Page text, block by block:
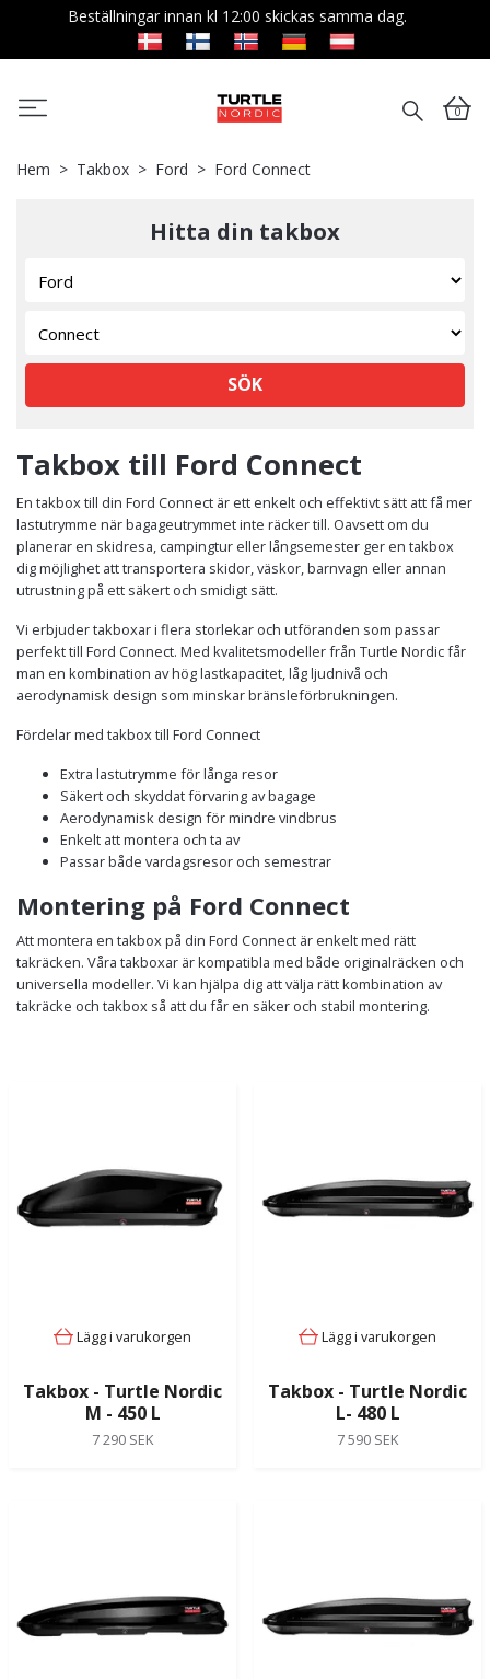
Beställningar innan kl 12:00 skickas samma dag.
0
Hem Takbox Ford Ford Connect
Hitta din takbox
SÖK
Takbox till Ford Connect
En takbox till din Ford Connect är ett enkelt och effektivt sätt att få mer
lastutrymme när bagageutrymmet inte räcker till. Oavsett om du
planerar en skidresa, campingtur eller långsemester ger en takbox
dig möjlighet att transportera skidor, väskor, barnvagn eller annan
utrustning på ett säkert och smidigt sätt.
Vi erbjuder takboxar i flera storlekar och utföranden som passar
perfekt till Ford Connect. Med kvalitetsmodeller från Turtle Nordic får
man en kombination av hög lastkapacitet, låg ljudnivå och
aerodynamisk design som minskar bränsleförbrukningen.
Fördelar med takbox till Ford Connect
Extra lastutrymme för långa resor
Säkert och skyddat förvaring av bagage
Aerodynamisk design för mindre vindbrus
Enkelt att montera och ta av
Passar både vardagsresor och semestrar
Montering på Ford Connect
Att montera en takbox på din Ford Connect är enkelt med rätt
takräcken. Våra takboxar är kompatibla med både originalräcken och
universella modeller. Vi kan hjälpa dig att välja rätt kombination av
takräcke och takbox så att du får en säker och stabil montering.
Lägg i varukorgen
Takbox - Turtle Nordic
M - 450 L
7 290 SEK
Lägg i varukorgen
Takbox - Turtle Nordic
L- 480 L
7 590 SEK